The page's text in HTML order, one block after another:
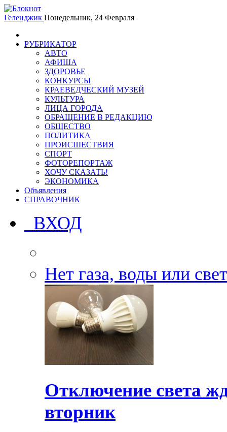
Геленджик Понедельник, 24 Февраля
РУБРИКАТОР
АВТО
АФИША
ЗДОРОВЬЕ
КОНКУРСЫ
КРАЕВЕДЧЕСКИЙ МУЗЕЙ
КУЛЬТУРА
ЛИЦА ГОРОДА
ОБРАЩЕНИЕ В РЕДАКЦИЮ
ОБЩЕСТВО
ПОЛИТИКА
ПРОИСШЕСТВИЯ
СПОРТ
ФОТОРЕПОРТАЖ
ХОЧУ СКАЗАТЬ!
ЭКОНОМИКА
Объявления
СПРАВОЧНИК
ВХОД
Нет газа, воды или
Отключение света
вторник